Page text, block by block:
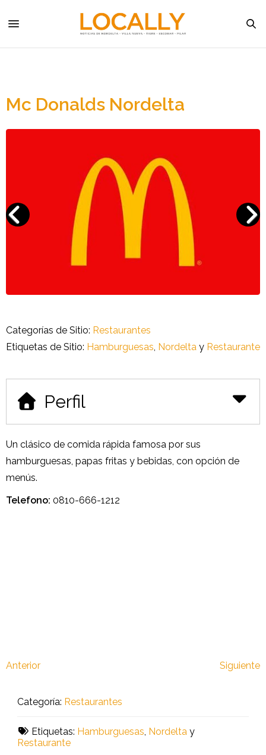
Mc Donalds Nordelta
Categorías de Sitio: Restaurantes
Etiquetas de Sitio: Hamburguesas Nordelta y Restaurante
Perfil
Un clásico de comida rápida famosa por sus
hamburguesas, papas fritas y bebidas, con opción de
menús.
Telefono:0810-666-1212
Anterior Siguiente
Categoría: Restaurantes
Etiquetas: Hamburguesas Nordelta y
Restaurante